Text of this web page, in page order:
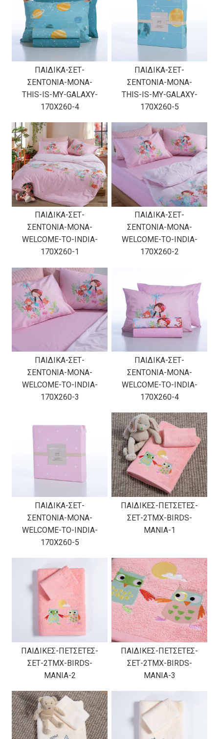
ΠΑΙΔΙΚΑ-ΣΕΤ-
ΣΕΝΤΟΝΙΑ-ΜΟΝΑ-
THIS-IS-MY-GALAXY-
170X260-4
ΠΑΙΔΙΚΑ-ΣΕΤ-
ΣΕΝΤΟΝΙΑ-ΜΟΝΑ-
THIS-IS-MY-GALAXY-
170X260-5
ΠΑΙΔΙΚΑ-ΣΕΤ-
ΣΕΝΤΟΝΙΑ-ΜΟΝΑ-
WELCOME-TO-INDIA-
170X260-1
ΠΑΙΔΙΚΑ-ΣΕΤ-
ΣΕΝΤΟΝΙΑ-ΜΟΝΑ-
WELCOME-TO-INDIA-
170X260-2
ΠΑΙΔΙΚΑ-ΣΕΤ-
ΣΕΝΤΟΝΙΑ-ΜΟΝΑ-
WELCOME-TO-INDIA-
170X260-3
ΠΑΙΔΙΚΑ-ΣΕΤ-
ΣΕΝΤΟΝΙΑ-ΜΟΝΑ-
WELCOME-TO-INDIA-
170X260-4
ΠΑΙΔΙΚΑ-ΣΕΤ-
ΣΕΝΤΟΝΙΑ-ΜΟΝΑ-
WELCOME-TO-INDIA-
170X260-5
ΠΑΙΔΙΚΕΣ-ΠΕΤΣΕΤΕΣ-
ΣΕΤ-2TMX-BIRDS-
MANIA-1
ΠΑΙΔΙΚΕΣ-ΠΕΤΣΕΤΕΣ-
ΣΕΤ-2TMX-BIRDS-
MANIA-2
ΠΑΙΔΙΚΕΣ-ΠΕΤΣΕΤΕΣ-
ΣΕΤ-2TMX-BIRDS-
MANIA-3